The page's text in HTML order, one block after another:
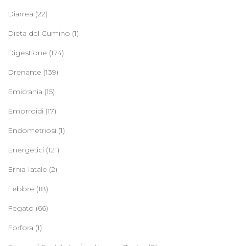
Diarrea (22)
Dieta del Cumino (1)
Digestione (174)
Drenante (139)
Emicrania (15)
Emorroidi (17)
Endometriosi (1)
Energetici (121)
Ernia Iatale (2)
Febbre (18)
Fegato (66)
Forfora (1)